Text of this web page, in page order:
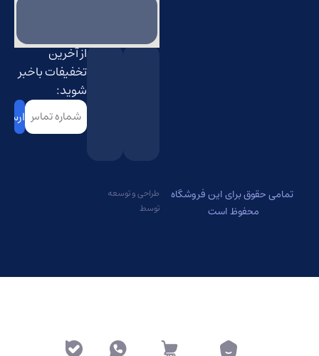
از آخرین
تخفیفات باخبر
شوید:
شماره
تماس
تمامی حقوق برای این فروشگاه
محفوظ است
طراحی و توسعه
توسط